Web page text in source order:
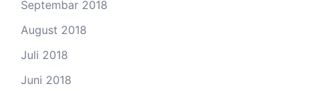
Septembar 2018
August 2018
Juli 2018
Juni 2018